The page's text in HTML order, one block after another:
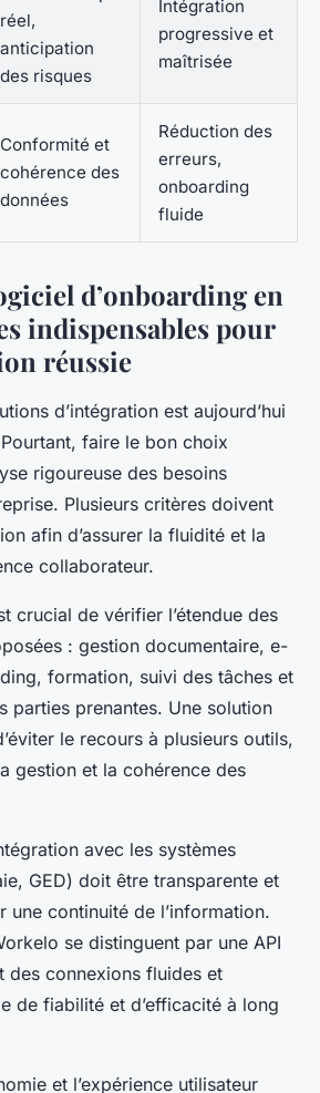
réel,
anticipation
des risques
Intégration
progressive et
maîtrisée
Conformité et
cohérence des
données
Réduction des
erreurs,
onboarding
fluide
d’onboarding en
indispensables pour
réussie
d’intégration est aujourd’hui
faire le bon choix
rigoureuse des besoins
Plusieurs critères doivent
afin d’assurer la fluidité et la
collaborateur.
crucial de vérifier l’étendue des
: gestion documentaire, e-
formation, suivi des tâches et
parties prenantes. Une solution
le recours à plusieurs outils,
gestion et la cohérence des
avec les systèmes
GED) doit être transparente et
une continuité de l’information.
se distinguent par une API
des connexions fluides et
de fiabilité et d’efficacité à long
et l’expérience utilisateur